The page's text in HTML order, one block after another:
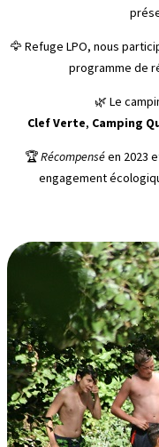
🦅 Refuge LPO, nous
programme de
🌿 Le
Clef Verte, Camping
🏆Récompenséen 2023
engagement